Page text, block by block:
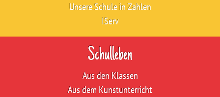
Unsere Schule in Zahlen
IServ
Schulleben
Aus den Klassen
Aus dem Kunstunterricht